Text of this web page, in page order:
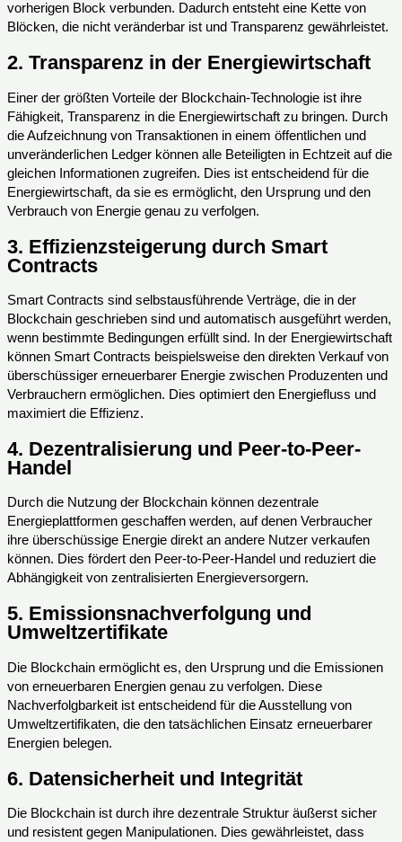
vorherigen Block verbunden. Dadurch entsteht eine Kette von
Blöcken, die nicht veränderbar ist und Transparenz gewährleistet.
2. Transparenz in der Energiewirtschaft
Einer der größten Vorteile der Blockchain-Technologie ist ihre
Fähigkeit, Transparenz in die Energiewirtschaft zu bringen. Durch
die Aufzeichnung von Transaktionen in einem öffentlichen und
unveränderlichen Ledger können alle Beteiligten in Echtzeit auf die
gleichen Informationen zugreifen. Dies ist entscheidend für die
Energiewirtschaft, da sie es ermöglicht, den Ursprung und den
Verbrauch von Energie genau zu verfolgen.
3. Effizienzsteigerung durch Smart
Contracts
Smart Contracts sind selbstausführende Verträge, die in der
Blockchain geschrieben sind und automatisch ausgeführt werden,
wenn bestimmte Bedingungen erfüllt sind. In der Energiewirtschaft
können Smart Contracts beispielsweise den direkten Verkauf von
überschüssiger erneuerbarer Energie zwischen Produzenten und
Verbrauchern ermöglichen. Dies optimiert den Energiefluss und
maximiert die Effizienz.
4. Dezentralisierung und Peer-to-Peer-
Handel
Durch die Nutzung der Blockchain können dezentrale
Energieplattformen geschaffen werden, auf denen Verbraucher
ihre überschüssige Energie direkt an andere Nutzer verkaufen
können. Dies fördert den Peer-to-Peer-Handel und reduziert die
Abhängigkeit von zentralisierten Energieversorgern.
5. Emissionsnachverfolgung und
Umweltzertifikate
Die Blockchain ermöglicht es, den Ursprung und die Emissionen
von erneuerbaren Energien genau zu verfolgen. Diese
Nachverfolgbarkeit ist entscheidend für die Ausstellung von
Umweltzertifikaten, die den tatsächlichen Einsatz erneuerbarer
Energien belegen.
6. Datensicherheit und Integrität
Die Blockchain ist durch ihre dezentrale Struktur äußerst sicher
und resistent gegen Manipulationen. Dies gewährleistet, dass